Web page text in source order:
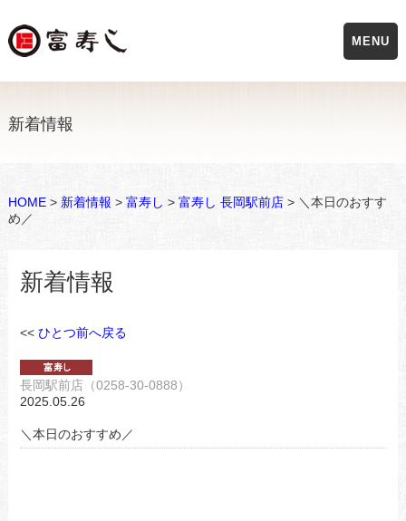
新着情報
HOME> 新着情報 > 富寿し > 富寿し 長岡駅前店> ＼本日のおすす
め／
新着情報
<< ひとつ前へ戻る
長岡駅前店（0258-30-0888）
2025.05.26
＼本日のおすすめ／
MENU